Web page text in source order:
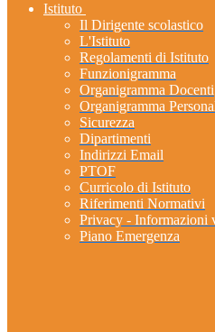
Istituto
Il Dirigente scolastico
L'Istituto
Regolamenti di Istituto
Funzionigramma
Organigramma Docenti
Organigramma
Sicurezza
Dipartimenti
Indirizzi Email
PTOF
Curricolo di Istituto
Riferimenti Normativi
Privacy - Informazioni
Piano Emergenza